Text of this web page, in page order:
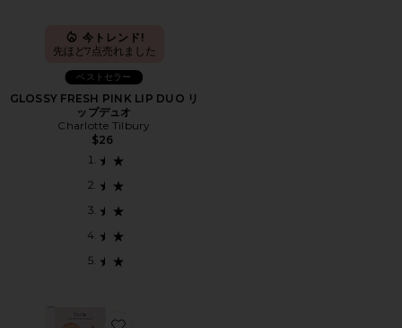
今トレンド!
先ほど7点売れました
ベストセラー
GLOSSY FRESH PINK LIP DUO リ
ップデュオ
Charlotte Tilbury
$26